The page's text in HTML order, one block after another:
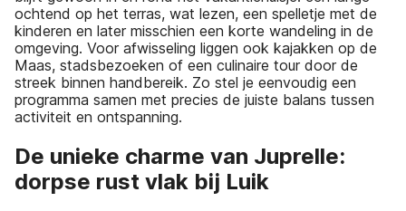
ochtend op het terras, wat lezen, een spelletje met de
kinderen en later misschien een korte wandeling in de
omgeving. Voor afwisseling liggen ook kajakken op de
Maas, stadsbezoeken of een culinaire tour door de
streek binnen handbereik. Zo stel je eenvoudig een
programma samen met precies de juiste balans tussen
activiteit en ontspanning.
De unieke charme van Juprelle:
dorpse rust vlak bij Luik